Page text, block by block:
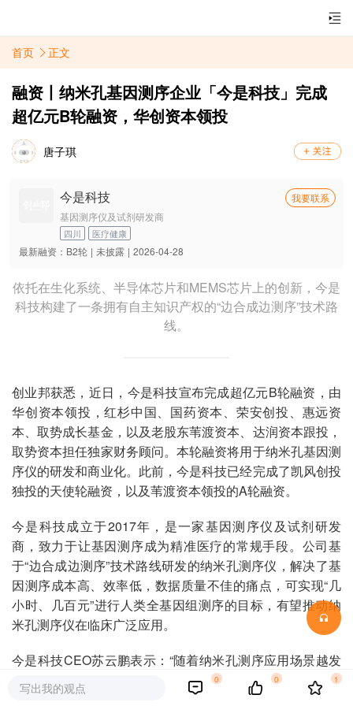
首页 正文
融资丨纳米孔基因测序企业「今是科技」完成
超亿元B轮融资，华创资本领投
唐子琪
今是科技
我要联系
基因测序仪及试剂研发商
四川 医疗健康
最新融资： B2轮 | 未披露 | 2026-04-28
依托在生化系统、半导体芯片和MEMS芯片上的创新，今是
科技构建了一条拥有自主知识产权的“边合成边测序”技术路
线。
创业邦获悉，近日，今是科技宣布完成超亿元B轮融资，由
华创资本领投，红杉中国、国药资本、荣安创投、惠远资
本、取势成长基金，以及老股东苇渡资本、达润资本跟投，
取势资本担任独家财务顾问。本轮融资将用于纳米孔基因测
序仪的研发和商业化。此前，今是科技已经完成了凯风创投
独投的天使轮融资，以及苇渡资本领投的A轮融资。
今是科技成立于2017年，是一家基因测序仪及试剂研发
商，致力于让基因测序成为精准医疗的常规手段。公司基
于“边合成边测序”技术路线研发的纳米孔测序仪，解决了基
因测序成本高、效率低，数据质量不佳的痛点，可实现“几
小时、几百元”进行人类全基因组测序的目标，有望推动纳
米孔测序仪在临床广泛应用。
今是科技CEO苏云鹏表示：“随着纳米孔测序应用场景越发
明确，想象空间越来越大，资本和产业界对该赛道的关注度
日益提升。近日，牛津纳米孔申请上市，行业更是进一步火
写出我的观点
0 0 1